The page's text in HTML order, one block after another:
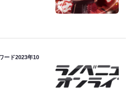
ード2023年10